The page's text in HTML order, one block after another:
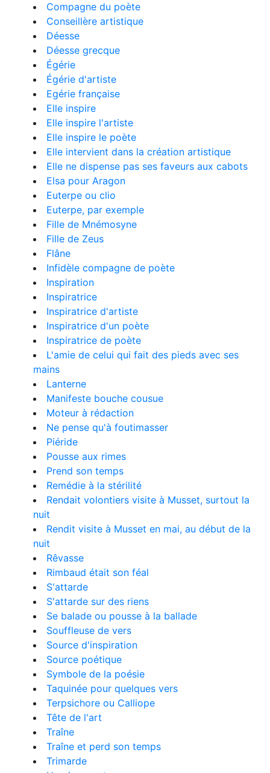
Compagne du poète
Conseillère artistique
Déesse
Déesse grecque
Égérie
Égérie d'artiste
Egérie française
Elle inspire
Elle inspire l'artiste
Elle inspire le poète
Elle intervient dans la création artistique
Elle ne dispense pas ses faveurs aux cabots
Elsa pour Aragon
Euterpe ou clio
Euterpe, par exemple
Fille de Mnémosyne
Fille de Zeus
Flâne
Infidèle compagne de poète
Inspiration
Inspiratrice
Inspiratrice d'artiste
Inspiratrice d'un poète
Inspiratrice de poète
L'amie de celui qui fait des pieds avec ses
mains
Lanterne
Manifeste bouche cousue
Moteur à rédaction
Ne pense qu'à foutimasser
Piéride
Pousse aux rimes
Prend son temps
Remédie à la stérilité
Rendait volontiers visite à Musset, surtout la
nuit
Rendit visite à Musset en mai, au début de la
nuit
Rêvasse
Rimbaud était son féal
S'attarde
S'attarde sur des riens
Se balade ou pousse à la ballade
Souffleuse de vers
Source d'inspiration
Source poétique
Symbole de la poésie
Taquinée pour quelques vers
Terpsichore ou Calliope
Tête de l'art
Traîne
Traîne et perd son temps
Trimarde